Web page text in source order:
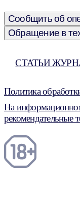
Сообщить об
Обращение в
СТАТЬИ
Политика
На
рекомендательные